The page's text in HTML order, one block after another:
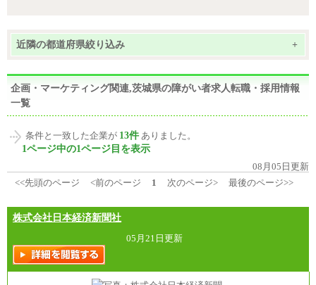
近隣の都道府県絞り込み +
企画・マーケティング関連,茨城県の障がい者求人転職・採用情報
一覧
条件と一致した企業が 13件 ありました。
1ページ中の1ページ目を表示
08月05日更新
<<先頭のページ
<前のページ 1 次のページ> 最後のページ>>
株式会社日本経済新聞社
05月21日更新